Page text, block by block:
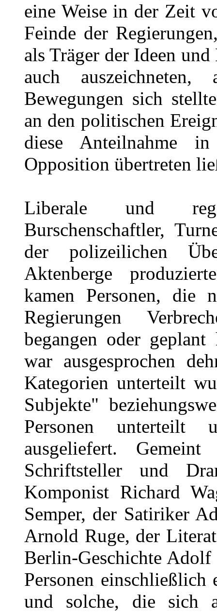
eine Weise in der Zeit
Feinde der
als Träger der Ideen
auch
Bewegungen sich
an den politischen
diese Anteilnahme
Opposition übertreten
Liberale und
Burschenschaftler,
der polizeilichen
Aktenberge
kamen Personen, die
Regierungen
begangen oder
war ausgesprochen
Kategorien unterteilt
Subjekte"
Personen unterteilt
ausgeliefert.
Schriftsteller und
Komponist Richard
Semper, der Satiriker
Arnold Ruge, der
Berlin-Geschichte Adolf
Personen einschließlich
und solche, die sich